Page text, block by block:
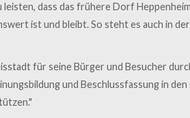
dass das frühere Dorf
ist und bleibt. So steht es auch in
für seine Bürger und Besucher
und Beschlussfassung in